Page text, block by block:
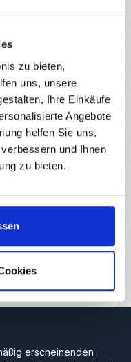
zu bieten,
uns, unsere
Ihre Einkäufe
Angebote
helfen Sie uns,
und Ihnen
zu bieten.
Bewertung von 5 von 5
Versuchsaufbau! Die
für Ihren Arduino
gesetzt! Details
Länge: 12cm Breite:
/ 1 Stück)
erscheinenden